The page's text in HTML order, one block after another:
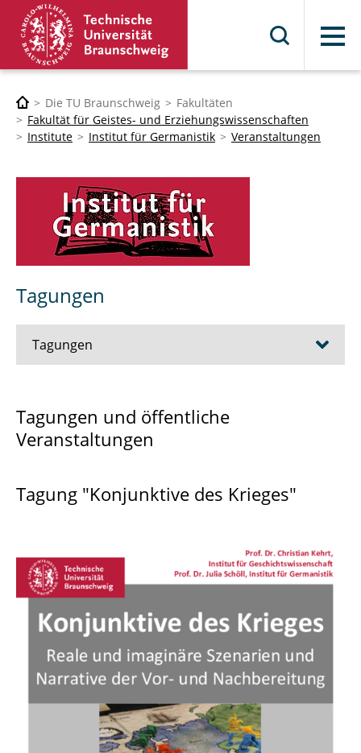
Menü
Die TU Braunschweig
Fakultäten
Fakultät für Geistes- und Erziehungswissenschaften
Institute
Institut für Germanistik Veranstaltungen
Tagungen
Tagungen
NLK 2025
Tagungen und öffentliche
Veranstaltungen
Tagung "Konjunktive des Krieges"